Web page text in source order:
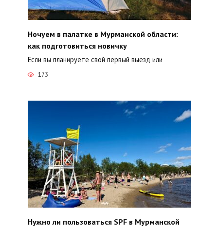
Ночуем в палатке в Мурманской области:
как подготовиться новичку
Если вы планируете свой первый выезд или
173
Нужно ли пользоваться SPF в Мурманской